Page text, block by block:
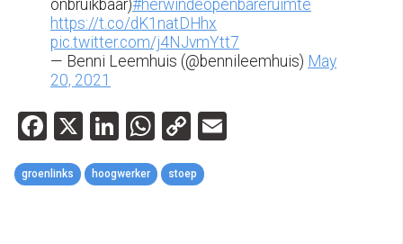
onbruikbaar)#herwindeopenbareruimte
https://t.co/dK1natDHhx
pic.twitter.com/j4NJvmYtt7
— Benni Leemhuis (@bennileemhuis) May
20, 2021
Facebook
X LinkedIn
WhatsApp
Copy
Link
groenlinks hoogwerker stoep